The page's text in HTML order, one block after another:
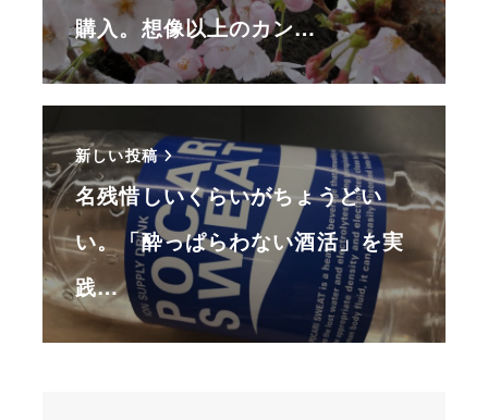
購入。想像以上のカン…
新しい投稿
名残惜しいくらいがちょうどい
い。「酔っぱらわない酒活」を実
践…